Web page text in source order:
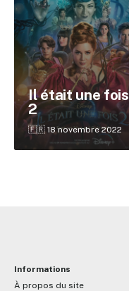
Il était une fois
2
🇫🇷 18 novembre 2022
Informations
À propos du site
✕